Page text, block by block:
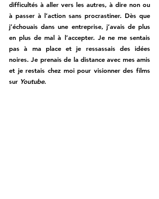
difficultés à aller vers les autres, à dire non ou
à passer à l’action sans procrastiner. Dès que
j’échouais dans une entreprise, j’avais de plus
en plus de mal à l’accepter. Je ne me sentais
pas à ma place et je ressassais des idées
noires. Je prenais de la distance avec mes amis
et je restais chez moi pour visionner des films
sur Youtube.